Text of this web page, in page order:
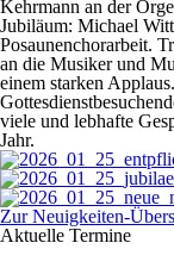
Kehrmann an der
Jubiläum: Michael
Posaunenchorarbeit.
an die Musiker und
einem starken
viele und lebhafte
Jahr.
Zur Neuigkeiten-
Aktuelle Termine